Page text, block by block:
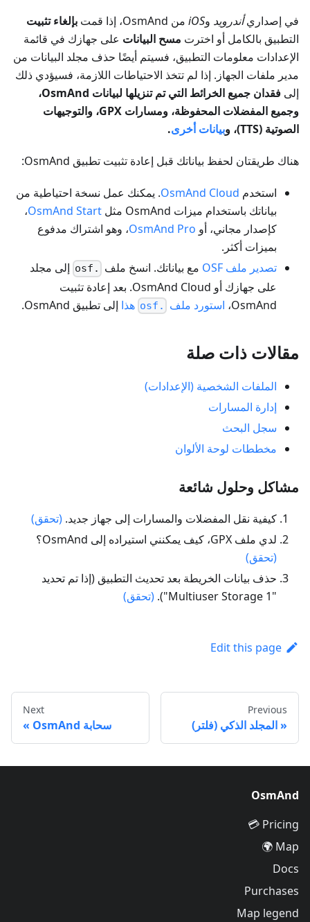
في إصداريأندرويد وiOS من OsmAnd، إذا قمت
بإلغاء تثبيت
التطبيق بالكامل أو اخترت مسح البيانات على جهازك في قائمة
الإعدادات معلومات التطبيق، فسيتم أيضًا حذف مجلد البيانات من
مدير ملفات الجهاز. إذا لم تتخذ الاحتياطات اللازمة، فسيؤدي ذلك
إلى
فقدان جميع الخرائط التي تم تنزيلها لبيانات OsmAnd،
وجميع المفضلات المحفوظة، ومسارات GPX، والتوجيهات
الصوتية (TTS)، و
بيانات أخرى.
هناك طريقتان لحفظ بياناتك قبل إعادة تثبيت تطبيق OsmAnd:
استخدم OsmAnd Cloud. يمكنك عمل نسخة احتياطية من
بياناتك باستخدام ميزات OsmAnd مثل
OsmAnd Start،
كإصدار مجاني، أو OsmAnd Pro، وهو اشتراك مدفوع
بميزات أكثر.
تصدير ملف OSF
مع بياناتك. انسخ ملف .osf
إلى مجلد
على جهازك أو OsmAnd Cloud. بعد إعادة تثبيت
OsmAnd، استورد ملف .osf هذا إلى تطبيق OsmAnd.
مقالات ذات صلة
الملفات الشخصية (الإعدادات)
إدارة المسارات
سجل البحث
مخططات لوحة الألوان
مشاكل وحلول شائعة
كيفية نقل المفضلات والمسارات إلى جهاز جديد. (تحقق)
لدي ملف GPX، كيف يمكنني استيراده إلى OsmAnd؟
(تحقق)
حذف بيانات الخريطة بعد تحديث التطبيق (إذا تم تحديد
"Multiuser Storage 1").
(تحقق)
Edit this page
Previous
المجلد الذكي (فلتر)
Next
سحابة OsmAnd
OsmAnd
Pricing 💳
Map 🌍
Docs
Purchases
Map legend